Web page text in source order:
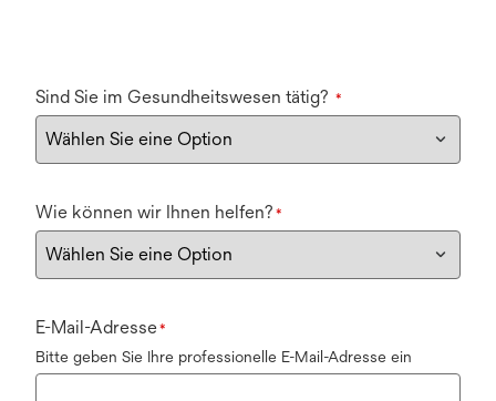
Sind Sie im Gesundheitswesen tätig? *
Wie können wir Ihnen helfen? *
E-Mail-Adresse*
Bitte geben Sie Ihre professionelle E-Mail-Adresse ein